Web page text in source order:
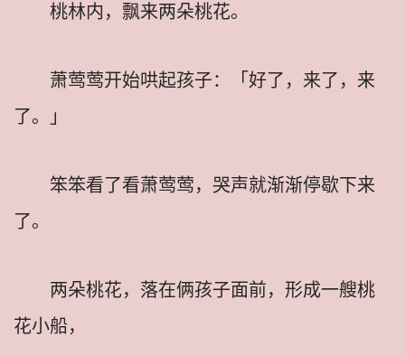
桃林内，飘来两朵桃花。
萧莺莺开始哄起孩子：「好了，来了，来
了。」
笨笨看了看萧莺莺，哭声就渐渐停歇下来
了。
两朵桃花，落在俩孩子面前，形成一艘桃
花小船，